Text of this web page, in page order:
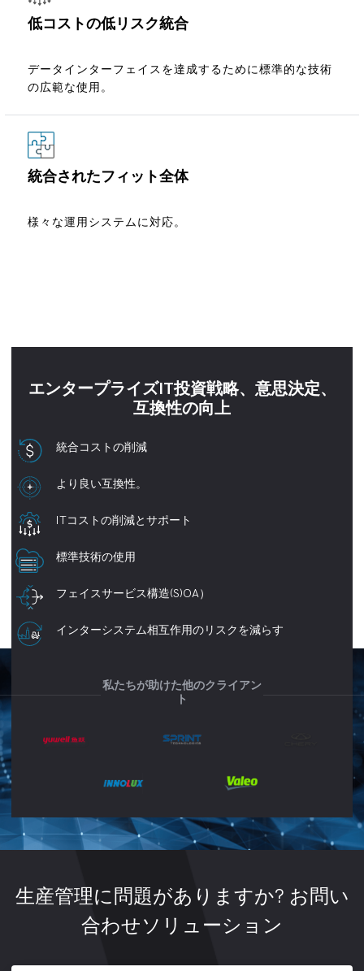
低コストの低リスク統合
データインターフェイスを達成するために標準的な技術
の広範な使用。
統合されたフィット全体
様々な運用システムに対応。
エンタープライズIT投資戦略、意思決定、
互換性の向上
統合コストの削減
より良い互換性。
ITコストの削減とサポート
標準技術の使用
フェイスサービス構造(S)OA）
インターシステム相互作用のリスクを減らす
私たちが助けた他のクライアン
ト
生産管理に問題がありますか? お問い
合わせソリューション